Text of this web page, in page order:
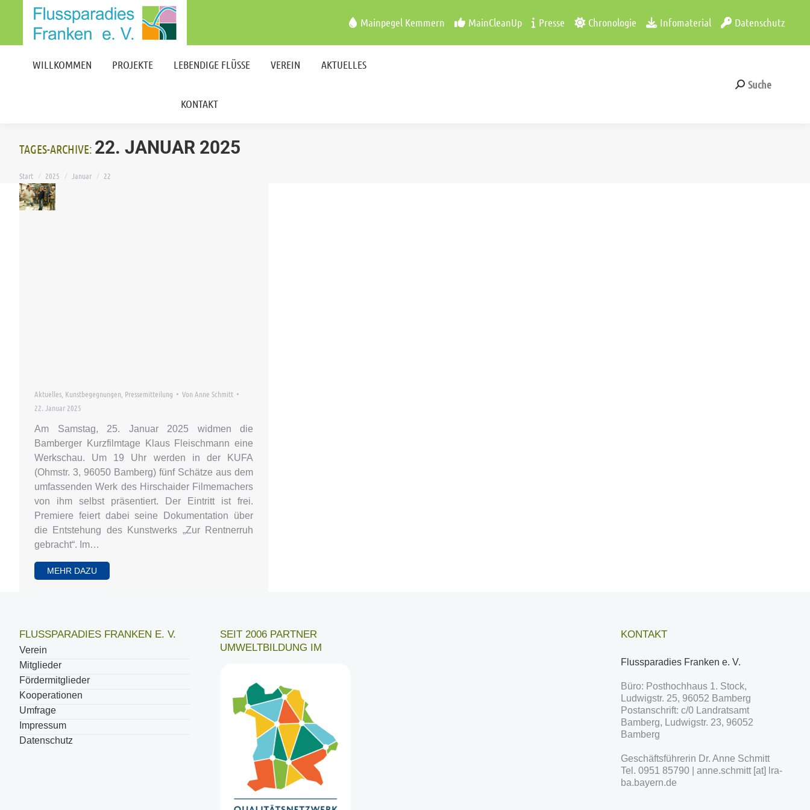
Mainpegel Kemmern MainCleanUp Presse Chronologie Infomaterial Datenschutz
WILLKOMMEN PROJEKTE LEBENDIGE FLÜSSE VEREIN AKTUELLES
KONTAKT
Search:
Suche
TAGES-ARCHIVE: 22. JANUAR 2025
Start 2025 Januar 22
Aktuelles Kunstbegegnungen Pressemitteilung Von Anne Schmitt
22. Januar 2025
Am Samstag, 25. Januar 2025 widmen die
Bamberger Kurzfilmtage Klaus Fleischmann eine
Werkschau. Um 19 Uhr werden in der KUFA
(Ohmstr. 3, 96050 Bamberg) fünf Schätze aus dem
umfassenden Werk des Hirschaider Filmemachers
von ihm selbst präsentiert. Der Eintritt ist frei.
Premiere feiert dabei seine Dokumentation über
die Entstehung des Kunstwerks „Zur Rentnerruh
gebracht“. Im…
MEHR DAZU
FLUSSPARADIES FRANKEN E. V.
Verein
Mitglieder
Fördermitglieder
Kooperationen
Umfrage
Impressum
Datenschutz
SEIT 2006 PARTNER
UMWELTBILDUNG IM
KONTAKT
Flussparadies Franken e. V.
Büro: Posthochhaus 1. Stock,
Ludwigstr. 25, 96052 Bamberg
Postanschrift: c/0 Landratsamt
Bamberg, Ludwigstr. 23, 96052
Bamberg
Geschäftsführerin Dr. Anne Schmitt
Tel. 0951 85790 | anne.schmitt [at] lra-
ba.bayern.de
WILLKOMMEN PROJEKTE AKTUELLES
KONTAKT